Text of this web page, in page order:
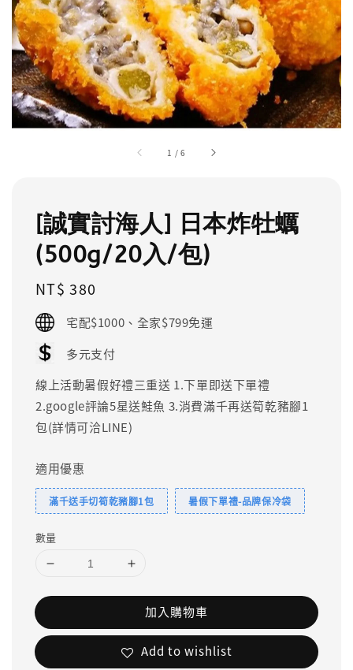
1 /6
[誠實討海人] 日本炸牡蠣
(500g/20入/包)
Regular
price
NT$ 380
宅配$1000、全家$799免運
多元支付
線上活動暑假好禮三重送 1.下單即送下單禮
2.google評論5星送鮭魚 3.消費滿千再送筍乾豬腳1
包(詳情可洽LINE)
適用優惠
滿千送手切筍乾豬腳1包 暑假下單禮-品牌保冷袋
數量
加入購物車
Add to wishlist